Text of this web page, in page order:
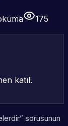
175
katıl.
sorusunun